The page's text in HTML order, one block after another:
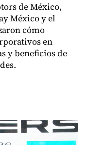
de México,
México y el
cómo
en
y beneficios de